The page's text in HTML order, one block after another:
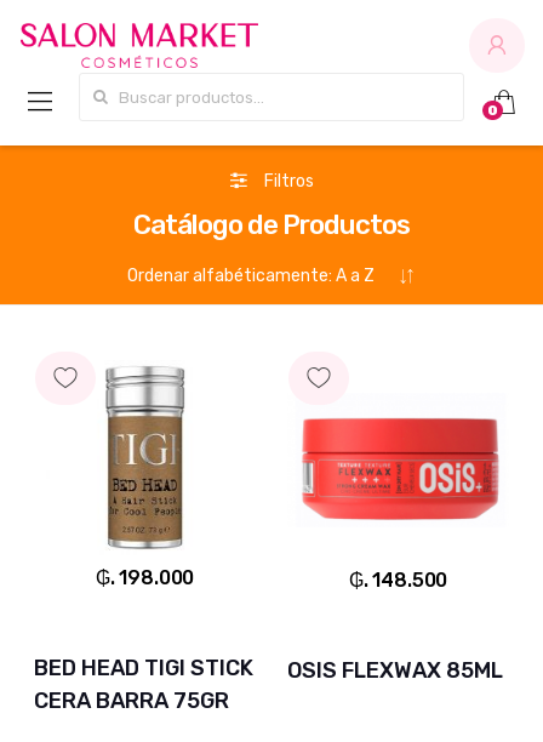
Buscar por:
0
Filtros
Catálogo de Productos
₲. 198.000
BED HEAD TIGI STICK
CERA BARRA 75GR
₲. 148.500
OSIS FLEXWAX 85ML